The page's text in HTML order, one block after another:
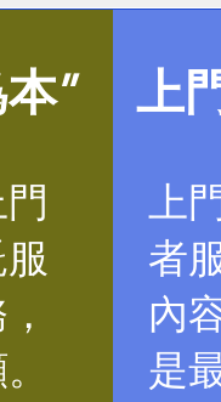
” 上
上
者
內
是